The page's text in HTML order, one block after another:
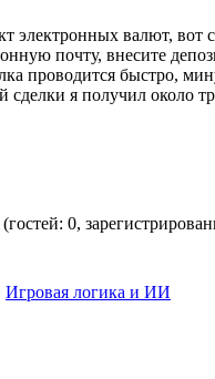
электронных валют, вот
почту, внесите
проводится быстро,
сделки я получил около
0,
Игровая логика и ИИ